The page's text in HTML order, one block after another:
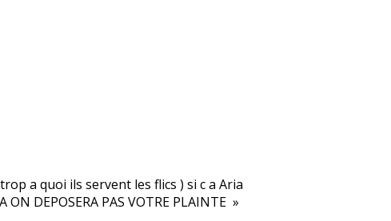
a quoi ils servent les flics ) si c a Aria
DEPOSERA PAS VOTRE PLAINTE »